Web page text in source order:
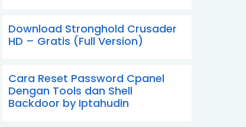
Download Stronghold Crusader
HD – Gratis (Full Version)
Cara Reset Password Cpanel
Dengan Tools dan Shell
Backdoor by Iptahudin